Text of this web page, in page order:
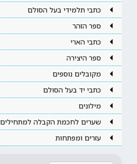
כתבי תלמידי בעל הסולם
ספר הזהר
כתבי הארי
ספר היצירה
מקובלים נוספים
כתבי יד בעל הסולם
מילונים
שערים לחכמת הקבלה למתחילים
עזרים ומפתחות